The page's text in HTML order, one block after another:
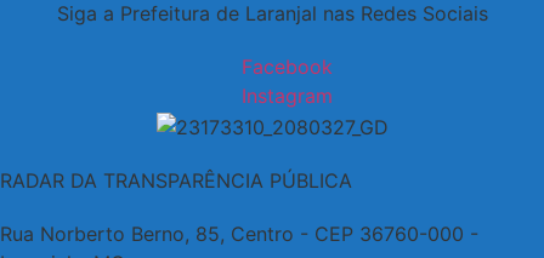
Siga a Prefeitura de Laranjal nas Redes Sociais
Facebook
Instagram
RADAR DA TRANSPARÊNCIA PÚBLICA
Rua Norberto Berno, 85, Centro - CEP 36760-000 -